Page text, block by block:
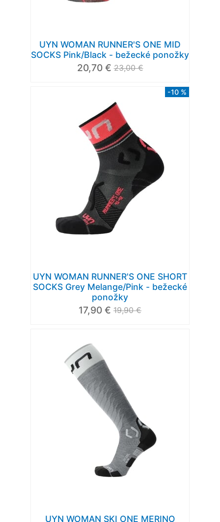
UYN WOMAN RUNNER'S ONE MID
SOCKS Pink/Black - bežecké ponožky
20,70 € 23,00 €
-10 %
UYN WOMAN RUNNER'S ONE SHORT
SOCKS Grey Melange/Pink - bežecké
ponožky
17,90 € 19,90 €
UYN WOMAN SKI ONE MERINO